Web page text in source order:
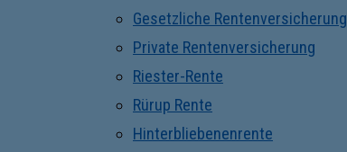
Gesetzliche Rentenversicherung
Private Rentenversicherung
Riester-Rente
Rürup Rente
Hinterbliebenenrente